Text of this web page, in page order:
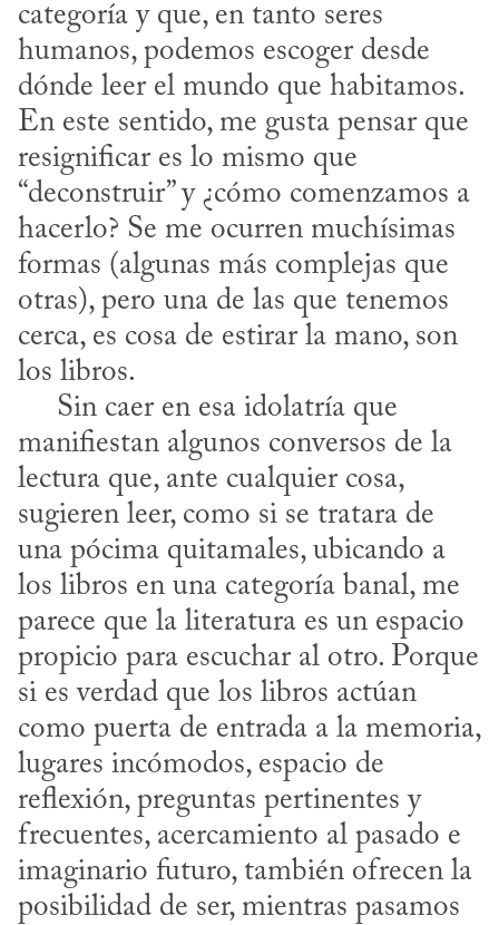
categoría y que, en tanto seres
humanos, podemos escoger desde
dónde leer el mundo que habitamos.
En este sentido, me gusta pensar que
resignificar es lo mismo que
“deconstruir” y ¿cómo comenzamos a
hacerlo? Se me ocurren muchísimas
formas (algunas más complejas que
otras), pero una de las que tenemos
cerca, es cosa de estirar la mano, son
los libros.
manifiestan algunos conversos de la
lectura que, ante cualquier cosa,
sugieren leer, como si se tratara de
una pócima quitamales, ubicando a
los libros en una categoría banal, me
parece que la literatura es un espacio
propicio para escuchar al otro. Porque
si es verdad que los libros actúan
como puerta de entrada a la memoria,
lugares incómodos, espacio de
reflexión, preguntas pertinentes y
frecuentes, acercamiento al pasado e
imaginario futuro, también ofrecen la
posibilidad de ser, mientras pasamos